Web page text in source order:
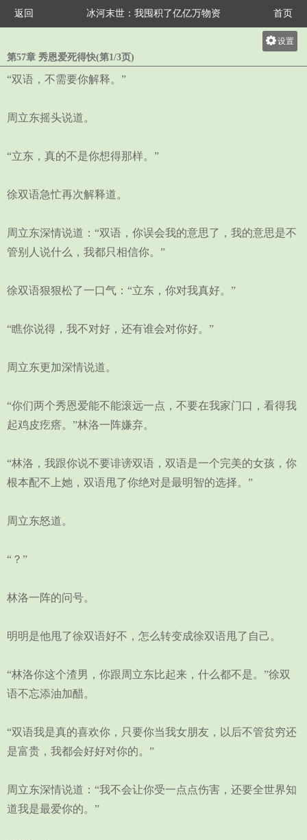
返回 冰河末世：我囤积了亿亿万物资 首页
设置
第57章 秀恩爱死得快(第1/3页)
“双语，不需要你解释。”
周立东摇头说道。
“立东，真的不是你想得那样。”
徐双语急忙再次解释道。
周立东深情说道：“双语，你误会我的意思了，我的意思是不
管别人说什么，我都只相信你。”
徐双语狠狠松了一口气：“立东，你对我真好。”
“瞧你说得，我不对好，还有谁会对你好。”
周立东更加深情说道。
“你们两个秀恩爱能不能滚远一点，不要在我家门口，看得我
起鸡皮疙瘩。”林洛一阵嫌弃。
“林洛，我跟你说不要诽谤双语，双语是一个完美的女孩，你
根本配不上她，双语甩了你绝对是最明智的选择。”
周立东怒道。
“？”
林洛一阵的问号。
明明是他甩了徐双语好不，怎么转变成徐双语甩了自己。
“林洛你这个渣男，你跟周立东比起来，什么都不是。”徐双
语不忘添油加醋。
“双语我是真的喜欢你，只要你当我女朋友，以后不管贫穷还
是富贵，我都会好好对你的。”
周立东深情说道：“我不会让你受一点点伤害，还要全世界知
道我是最爱你的。”